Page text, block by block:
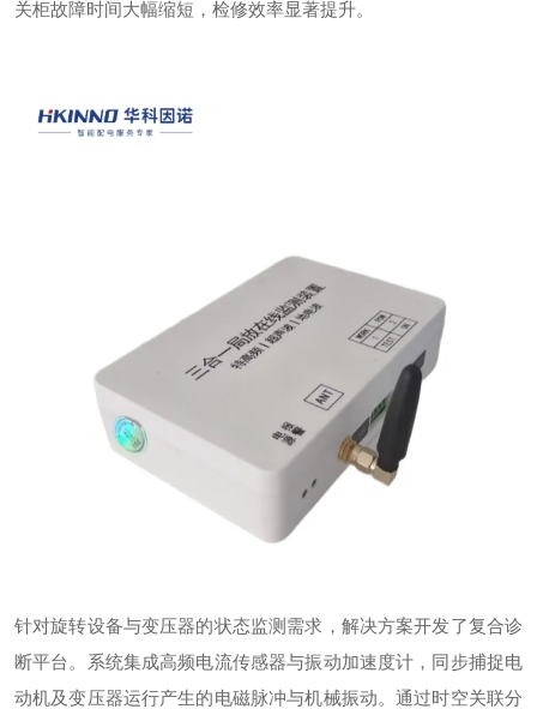
关柜故障时间大幅缩短，检修效率显著提升。
针对旋转设备与变压器的状态监测需求，解决方案开发了复合诊
断平台。系统集成高频电流传感器与振动加速度计，同步捕捉电
动机及变压器运行产生的电磁脉冲与机械振动。通过时空关联分